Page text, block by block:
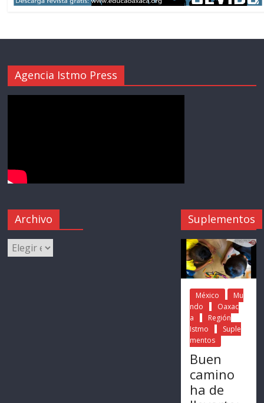
Agencia Istmo Press
Archivo Suplementos
México
Mu
ndo
Oaxac
a
Región
Istmo
Suple
mentos
Buen
camino
ha de